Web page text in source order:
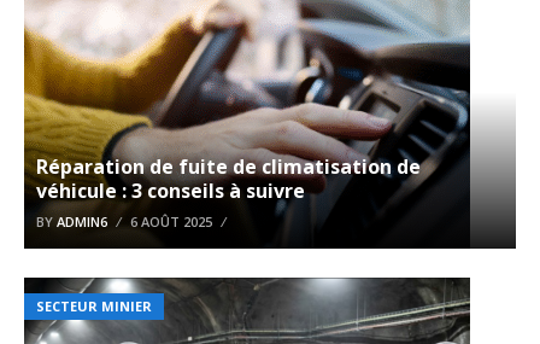
Réparation de fuite de climatisation de
véhicule : 3 conseils à suivre
BY ADMIN6 6 AOÛT 2025
SECTEUR MINIER